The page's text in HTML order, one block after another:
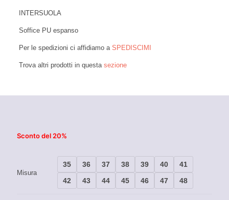
INTERSUOLA
Soffice PU espanso
Per le spedizioni ci affidiamo a SPEDISCIMI
Trova altri prodotti in questa sezione
Sconto del 20%
Misura
35 36 37 38 39 40
41
42
43 44 45 46 47 48